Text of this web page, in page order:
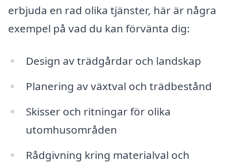
erbjuda en rad olika tjänster, här är några
exempel på vad du kan förvänta dig:
Design av trädgårdar och landskap
Planering av växtval och trädbestånd
Skisser och ritningar för olika
utomhusområden
Rådgivning kring materialval och